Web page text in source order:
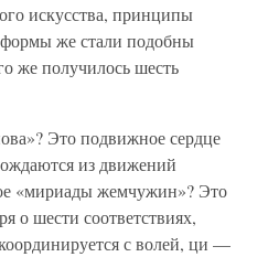
искусства, принципы
же стали подобны
же получилось шесть
Это подвижное сердце
из движений
«мириады жемчужин»? Это
о шести соответствиях,
с волей, ци —